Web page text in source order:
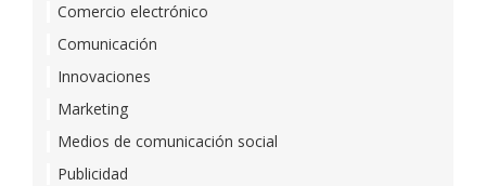
Comercio electrónico
Comunicación
Innovaciones
Marketing
Medios de comunicación social
Publicidad